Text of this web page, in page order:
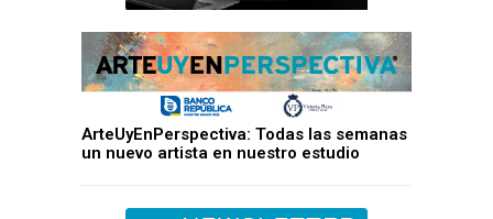
ArteUyEnPerspectiva: Todas las semanas
un nuevo artista en nuestro estudio